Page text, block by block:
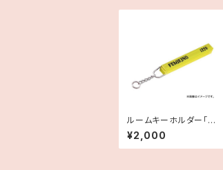
ルームキーホルダー「FE
MIKING」
¥2,000